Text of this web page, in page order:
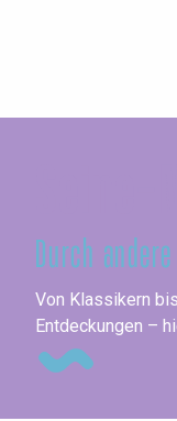
Durch
Von Klassikern
Entdeckungen –